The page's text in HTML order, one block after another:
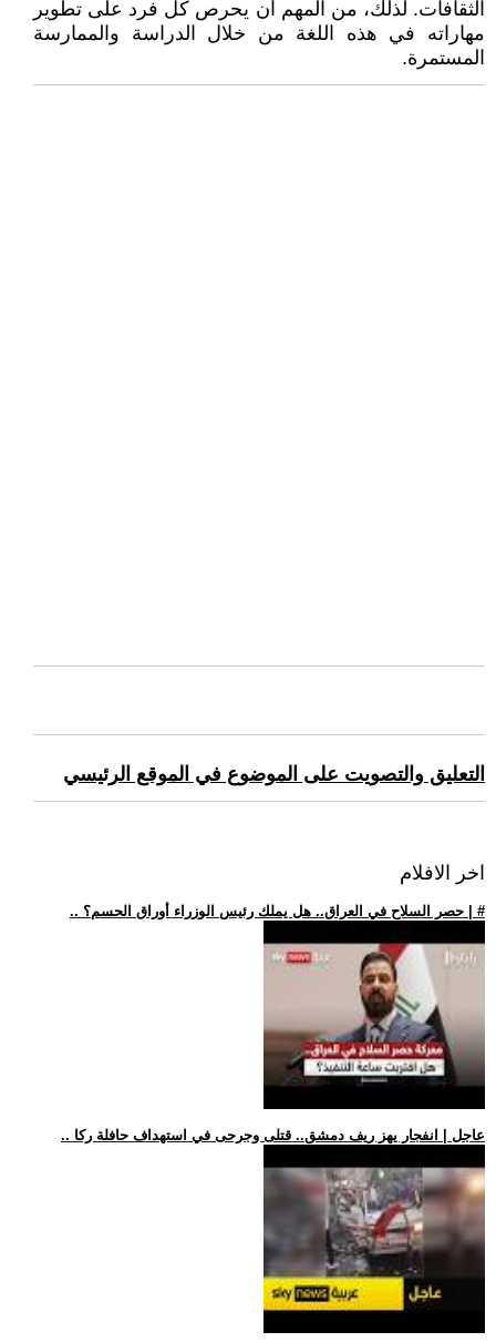
الثقافات. لذلك، من المهم أن يحرص كل فرد على تطوير
مهاراته في هذه اللغة من خلال الدراسة والممارسة
المستمرة.
التعليق والتصويت على الموضوع في الموقع الرئيسي
اخر الافلام
.. حصر السلاح في العراق.. هل يملك رئيس الوزراء أوراق الحسم؟ | #
.. عاجل | انفجار يهز ريف دمشق.. قتلى وجرحى في استهداف حافلة ركا